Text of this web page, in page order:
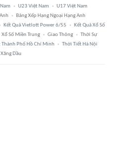
U23 Việt Nam
U17 Việt Nam
Bảng Xếp Hạng Ngoại Hạng Anh
Kết Quả Vietlott Power 6/55
Kết Quả Xổ Số
Xổ Số Miền Trung Giao Thông
Thời Sự
Thành Phố Hồ Chí Minh
Thời Tiết Hà Nội
Dầu